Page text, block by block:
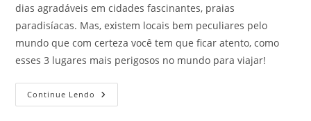
dias agradáveis em cidades fascinantes, praias
paradisíacas. Mas, existem locais bem peculiares pelo
mundo que com certeza você tem que ficar atento, como
esses 3 lugares mais perigosos no mundo para viajar!
Continue Lendo
Lugares